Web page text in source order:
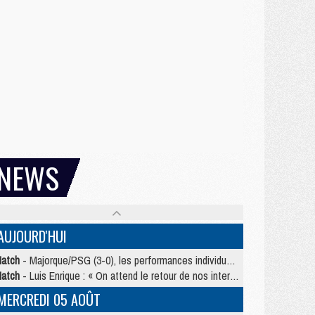
- Majorque/PSG (3-0), les performances individuelles
- Luis Enrique : « On attend le retour de nos internationaux »
05 AOÛT